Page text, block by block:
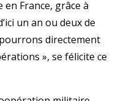
France, grâce à
un an ou deux de
directement
», se félicite ce